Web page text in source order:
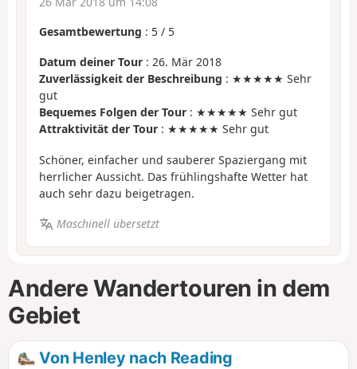
Gesamtbewertung : 5 / 5
Datum deiner Tour : 26. Mär 2018
Zuverlässigkeit der Beschreibung : ★★★★★ Sehr
gut
Bequemes Folgen der Tour : ★★★★★ Sehr gut
Attraktivität der Tour : ★★★★★ Sehr gut
Schöner, einfacher und sauberer Spaziergang mit
herrlicher Aussicht. Das frühlingshafte Wetter hat
auch sehr dazu beigetragen.
Maschinell übersetzt
Andere Wandertouren in dem
Gebiet
Von Henley nach Reading